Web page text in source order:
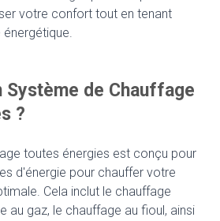
votre confort tout en tenant
Système de Chauffage
?
toutes énergies est conçu pour
d'énergie pour chauffer votre
Cela inclut le chauffage
au gaz, le chauffage au fioul, ainsi